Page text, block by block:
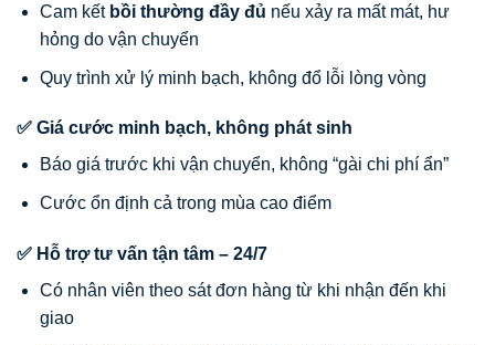
Cam kết bồi thường đầy đủ nếu xảy ra mất mát, hư
hỏng do vận chuyển
Quy trình xử lý minh bạch, không đổ lỗi lòng vòng
✅ Giá cước minh bạch, không phát sinh
Báo giá trước khi vận chuyển, không “gài chi phí ẩn”
Cước ổn định cả trong mùa cao điểm
✅ Hỗ trợ tư vấn tận tâm – 24/7
Có nhân viên theo sát đơn hàng từ khi nhận đến khi
giao